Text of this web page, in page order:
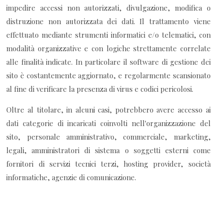
impedire accessi non autorizzati, divulgazione, modifica o
distruzione non autorizzata dei dati. Il trattamento viene
effettuato mediante strumenti informatici e/o telematici, con
modalità organizzative e con logiche strettamente correlate
alle finalità indicate. In particolare il software di gestione dei
sito è costantemente aggiornato, e regolarmente scansionato
al fine di verificare la presenza di virus e codici pericolosi.
Oltre al titolare, in alcuni casi, potrebbero avere accesso ai
dati categorie di incaricati coinvolti nell'organizzazione del
sito, personale amministrativo, commerciale, marketing,
legali, amministratori di sistema o soggetti esterni come
fornitori di servizi tecnici terzi, hosting provider, società
informatiche, agenzie di comunicazione.